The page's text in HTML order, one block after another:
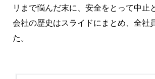
リまで悩んだ末に、安全をとって中止
会社の歴史はスライドにまとめ、全社
た。